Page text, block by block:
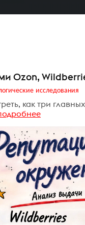
Ozon,
исследования
как три